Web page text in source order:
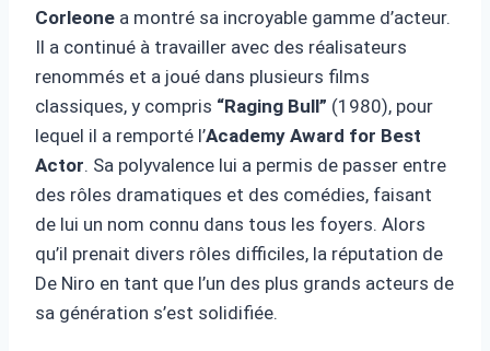
Corleone a montré sa incroyable gamme d’acteur.
Il a continué à travailler avec des réalisateurs
renommés et a joué dans plusieurs films
classiques, y compris “Raging Bull” (1980), pour
lequel il a remporté l’Academy Award for Best
Actor. Sa polyvalence lui a permis de passer entre
des rôles dramatiques et des comédies, faisant
de lui un nom connu dans tous les foyers. Alors
qu’il prenait divers rôles difficiles, la réputation de
De Niro en tant que l’un des plus grands acteurs de
sa génération s’est solidifiée.